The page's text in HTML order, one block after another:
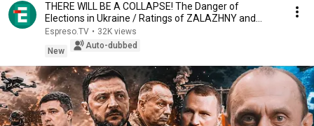
THERE WILL BE A COLLAPSE! The Danger of
Elections in Ukraine / Ratings of ZALAZHNY and
ZELENSKIY ...
Espreso.TV • 32K views
New
Auto-dubbed